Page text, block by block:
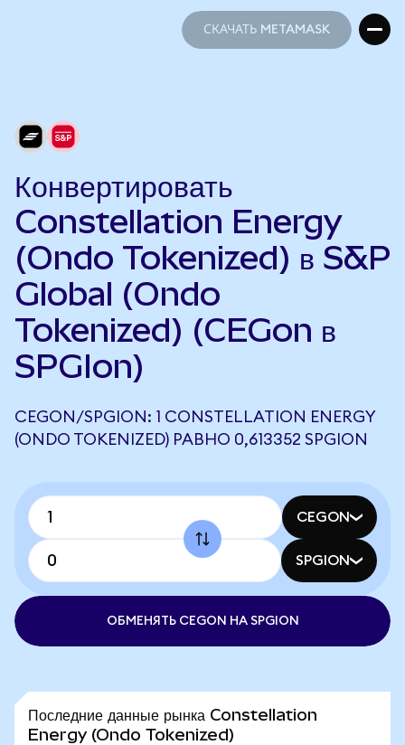
СКАЧАТЬ METAMASK
Конвертировать
Constellation Energy
(Ondo Tokenized) в S&P
Global (Ondo
Tokenized) (CEGon в
SPGIon)
CEGON/SPGION: 1 CONSTELLATION ENERGY
(ONDO TOKENIZED) РАВНО 0,613352 SPGION
CEGON
SPGION
ОБМЕНЯТЬ CEGON НА SPGION
Последние данные рынка Constellation
Energy (Ondo Tokenized)